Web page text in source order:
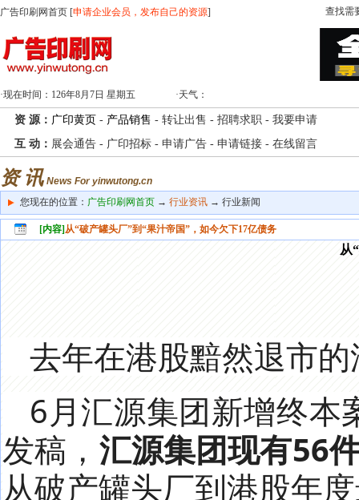
广告印刷网首页 [申请企业会员，发布自己的资源] 查找需
·现在时间： 126年8月7日 星期五 ·天气：
资 源： 广印黄页 - 产品销售 - 转让出售 - 招聘求职 - 我要申请
互 动： 展会通告 - 广印招标 - 申请广告 - 申请链接 - 在线留言
资 讯 News For yinwutong.cn
您现在的位置： 广告印刷网首页 → 行业资讯 → 行业新闻
[内容]从“破产罐头厂”到“果汁帝国”，如今欠下17亿债务
从
去年在港股黯然退市
6月汇源集团新增终本
发稿， 汇源集团现有56
从破产罐头厂到港股年